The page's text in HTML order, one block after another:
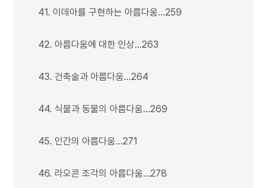
41. 이데아를 구현하는 아름다움…259
42. 아름다움에 대한 인상…263
43. 건축술과 아름다움…264
44. 식물과 동물의 아름다움…269
45. 인간의 아름다움…271
46. 라오콘 조각의 아름다움…278